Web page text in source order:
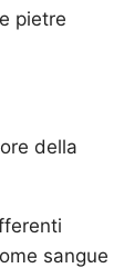
pietre
della
sangue